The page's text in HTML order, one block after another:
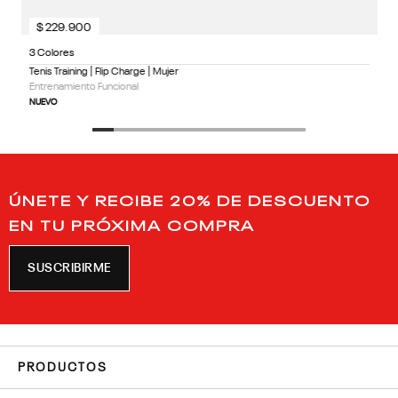
3 Colores
Tenis Training | Flip Charge | Mujer
Entrenamiento Funcional
NUEVO
$229.900
ÚNETE Y RECIBE 20% DE DESCUENTO
EN TU PRÓXIMA COMPRA
SUSCRIBIRME
PRODUCTOS